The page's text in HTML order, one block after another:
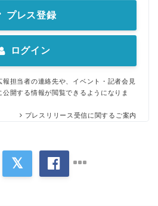
プレス登録
ログイン
担当者の連絡先や、イベント・記者会見
開する情報が閲覧できるようになりま
プレスリリース受信に関するご案内